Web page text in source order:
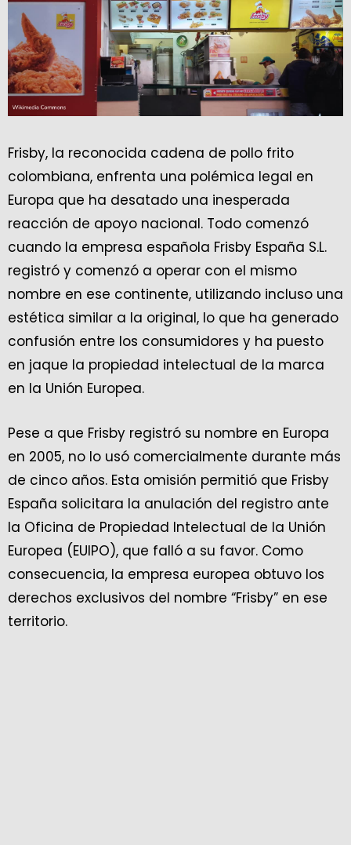
Frisby, la reconocida cadena de pollo frito
colombiana, enfrenta una polémica legal en
Europa que ha desatado una inesperada
reacción de apoyo nacional. Todo comenzó
cuando la empresa española Frisby España S.L.
registró y comenzó a operar con el mismo
nombre en ese continente, utilizando incluso una
estética similar a la original, lo que ha generado
confusión entre los consumidores y ha puesto
en jaque la propiedad intelectual de la marca
en la Unión Europea.
Pese a que Frisby registró su nombre en Europa
en 2005, no lo usó comercialmente durante más
de cinco años. Esta omisión permitió que Frisby
España solicitara la anulación del registro ante
la Oficina de Propiedad Intelectual de la Unión
Europea (EUIPO), que falló a su favor. Como
consecuencia, la empresa europea obtuvo los
derechos exclusivos del nombre “Frisby” en ese
territorio.